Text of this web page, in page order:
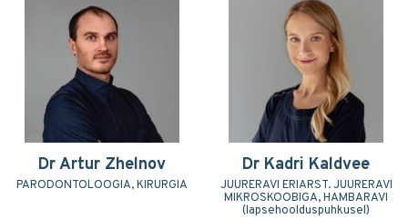
Dr Artur Zhelnov
PARODONTOLOOGIA, KIRURGIA
Dr Kadri Kaldvee
JUURERAVI ERIARST. JUURERAVI
MIKROSKOOBIGA, HAMBARAVI
(lapsehoolduspuhkusel)